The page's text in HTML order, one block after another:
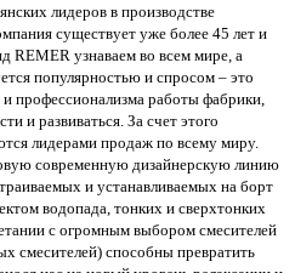
лидеров в производстве
существует уже более 45 лет и
REMER узнаваем во всем мире, а
популярностью и спросом – это
профессионализма работы фабрики,
и развиваться. За счет этого
лидерами продаж по всему миру.
современную дизайнерскую линию
и устанавливаемых на борт
водопада, тонких и сверхтонких
с огромным выбором смесителей
смесителей) способны превратить